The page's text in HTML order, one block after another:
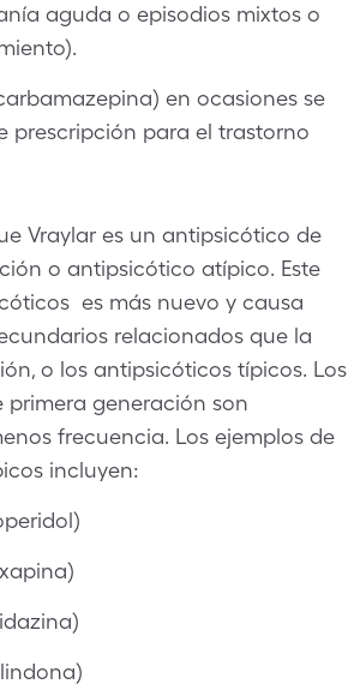
aguda o episodios mixtos o
en ocasiones se
prescripción para el trastorno
Vraylar es un antipsicótico de
o antipsicótico atípico. Este
es más nuevo y causa
relacionados que la
o los antipsicóticos típicos. Los
primera generación son
frecuencia. Los ejemplos de
incluyen: